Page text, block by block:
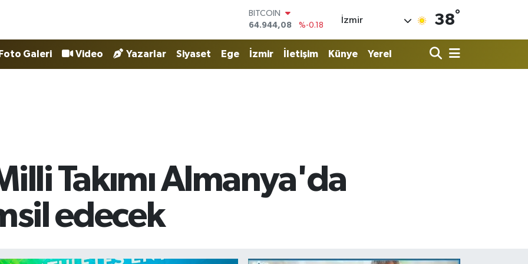
DOLAR
47,7436
%0.18
55,2510
%0.32
İzmir 38°
Foto Galeri Video Yazarlar Siyaset Ege İzmir İletişim Künye Yerel
Takımı Almanya'da
edecek